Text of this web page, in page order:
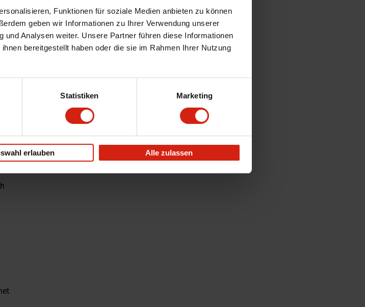
Funktionen für soziale Medien anbieten zu können
geben wir Informationen zu Ihrer Verwendung unserer
Analysen weiter. Unsere Partner führen diese Informationen
bereitgestellt haben oder die sie im Rahmen Ihrer Nutzung
Statistiken Marketing
erlauben Alle zulassen